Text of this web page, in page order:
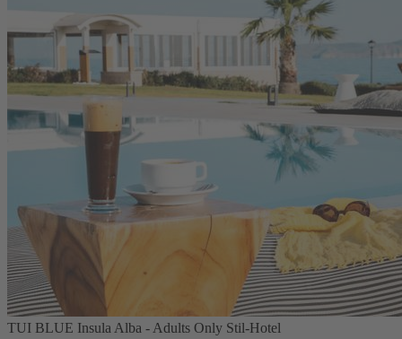
TUI BLUE Insula Alba - Adults Only Stil-Hotel